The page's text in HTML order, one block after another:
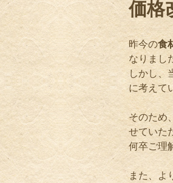
価格
昨今の食
なりまし
しかし、
に考えて
そのため
せていた
何卒ご理
また、よ